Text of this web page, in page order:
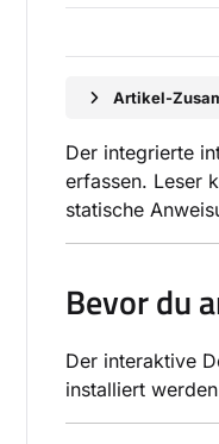
Artikel-
Der integrierte
erfassen. Leser
statische
Bevor du
Der interaktive
installiert